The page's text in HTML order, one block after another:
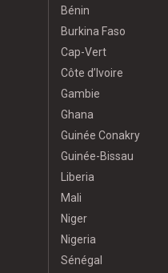
Bénin
Burkina Faso
Cap-Vert
Côte d’Ivoire
Gambie
Ghana
Guinée Conakry
Guinée-Bissau
Liberia
Mali
Niger
Nigeria
Sénégal